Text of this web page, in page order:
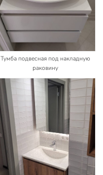
Тумба подвесная под накладную
раковину